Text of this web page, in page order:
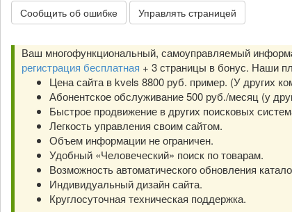
Сообщить об ошибке Управлять страницей
Ваш многофункциональный, самоуправляемый
регистрация бесплатная + 3 страницы в бонус. Наши
Цена сайта в kvels 8800 руб. пример. (У других
Абонентское обслуживание 500 руб./месяц (у
Быстрое продвижение в других поисковых
Легкость управления своим сайтом.
Объем информации не ограничен.
Удобный «Человеческий» поиск по товарам.
Возможность автоматического обновления
Индивидуальный дизайн сайта.
Круглосуточная техническая поддержка.